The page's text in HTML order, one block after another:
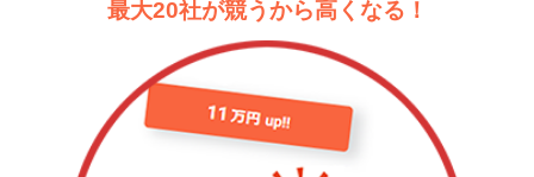
最大20社が競うから高くなる！